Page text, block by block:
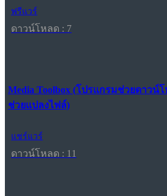
ฟรีแวร์
ดาวน์โหลด : 7
Media Toolbox (โปรแกรมช่วยดาวน์
ช่วยแปลงไฟล์)
แชร์แวร์
ดาวน์โหลด : 11